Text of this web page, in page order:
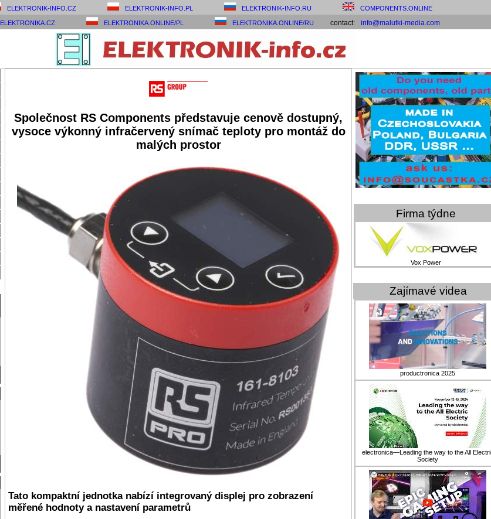
ELEKTRONIK-INFO.CZ ELEKTRONIK-INFO.PL ELEKTRONIK-INFO.RU COMPONENTS.ONLINE
ELEKTRONIKA.CZ ELEKTRONIKA.ONLINE/PL ELEKTRONIKA.ONLINE/RU contact: info@malutki-media.com
Společnost RS Components představuje cenově dostupný,
vysoce výkonný infračervený snímač teploty pro montáž do
malých prostor
Tato kompaktní jednotka nabízí integrovaný displej pro zobrazení
měřené hodnoty a nastavení parametrů
Firma týdne
Vox Power
Zajímavé videa
productronica 2025
electronica—Leading the way to the All
Society